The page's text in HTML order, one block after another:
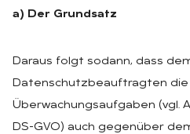
a) Der Grundsatz
Daraus folgt sodann, dass
Datenschutzbeauftragten
Überwachungsaufgaben (vgl.
DS-GVO) auch gegenüber